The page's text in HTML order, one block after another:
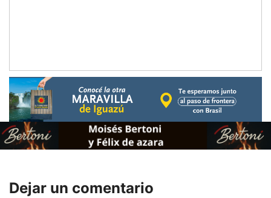
Dejar un comentario